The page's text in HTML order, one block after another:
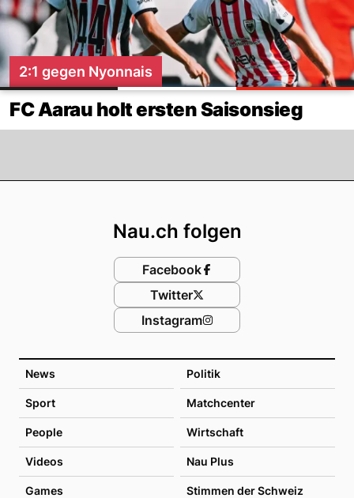
2:1 gegen Nyonnais
FC Aarau holt ersten Saisonsieg
News Politik
Sport Matchcenter
People Wirtschaft
Videos Nau Plus
Games Stimmen der Schweiz
Nau.ch folgen
Facebook
Twitter
Instagram